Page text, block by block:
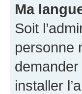
Ma
Soit
personne
demander
installer